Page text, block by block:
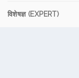
विशेषज्ञ (EXPERT)